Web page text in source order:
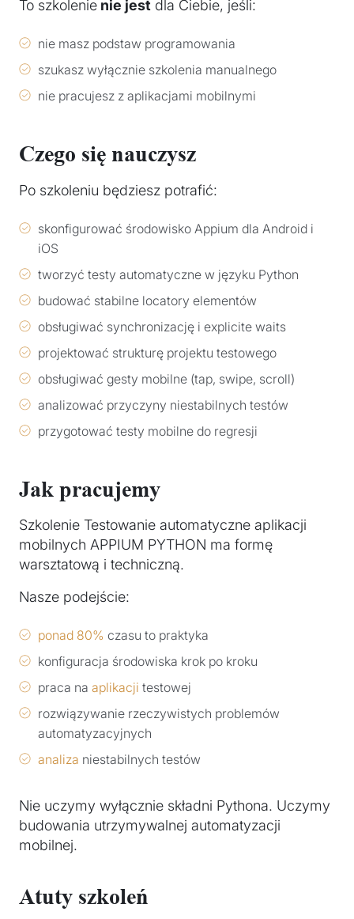
To szkolenie nie jest dla Ciebie, jeśli:
nie masz podstaw programowania
szukasz wyłącznie szkolenia manualnego
nie pracujesz z aplikacjami mobilnymi
Czego się nauczysz
Po szkoleniu będziesz potrafić:
skonfigurować środowisko Appium dla Android i
iOS
tworzyć testy automatyczne w języku Python
budować stabilne locatory elementów
obsługiwać synchronizację i explicite waits
projektować strukturę projektu testowego
obsługiwać gesty mobilne (tap, swipe, scroll)
analizować przyczyny niestabilnych testów
przygotować testy mobilne do regresji
Jak pracujemy
Szkolenie Testowanie automatyczne aplikacji
mobilnych APPIUM PYTHON ma formę
warsztatową i techniczną.
Nasze podejście:
ponad 80% czasu to praktyka
konfiguracja środowiska krok po kroku
praca na aplikacji testowej
rozwiązywanie rzeczywistych problemów
automatyzacyjnych
analiza niestabilnych testów
Nie uczymy wyłącznie składni Pythona. Uczymy
budowania utrzymywalnej automatyzacji
mobilnej.
Atuty szkoleń